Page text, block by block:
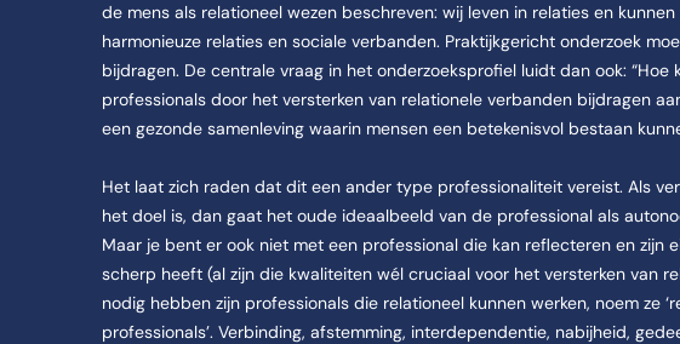
de mens als relationeel wezen beschreven: wij leven in relaties en
harmonieuze relaties en sociale verbanden. Praktijkgericht onderzoek
bijdragen. De centrale vraag in het onderzoeksprofiel luidt dan ook: “Hoe
professionals door het versterken van relationele verbanden bijdragen
een gezonde samenleving waarin mensen een betekenisvol bestaan
Het laat zich raden dat dit een ander type professionaliteit vereist. Als
het doel is, dan gaat het oude ideaalbeeld van de professional als
Maar je bent er ook niet met een professional die kan reflecteren en zijn
scherp heeft (al zijn die kwaliteiten wél cruciaal voor het versterken van
nodig hebben zijn professionals die relationeel kunnen werken, noem ze
professionals’. Verbinding, afstemming, interdependentie, nabijheid,